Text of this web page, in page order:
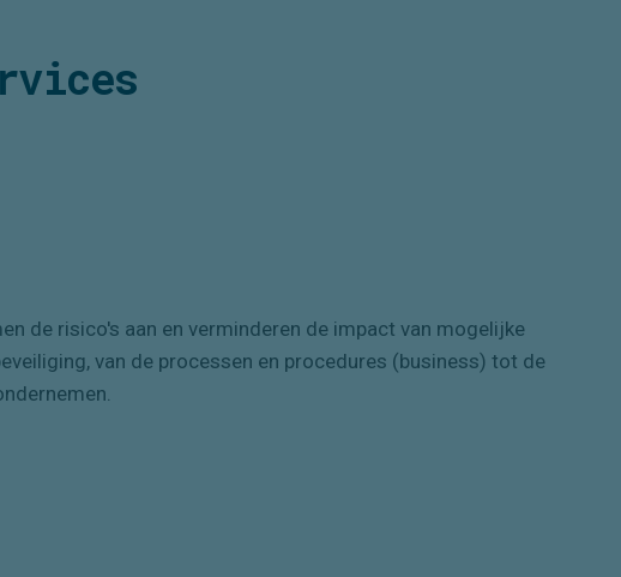
de risico's aan en verminderen de impact van mogelijke
van de processen en procedures (business) tot de